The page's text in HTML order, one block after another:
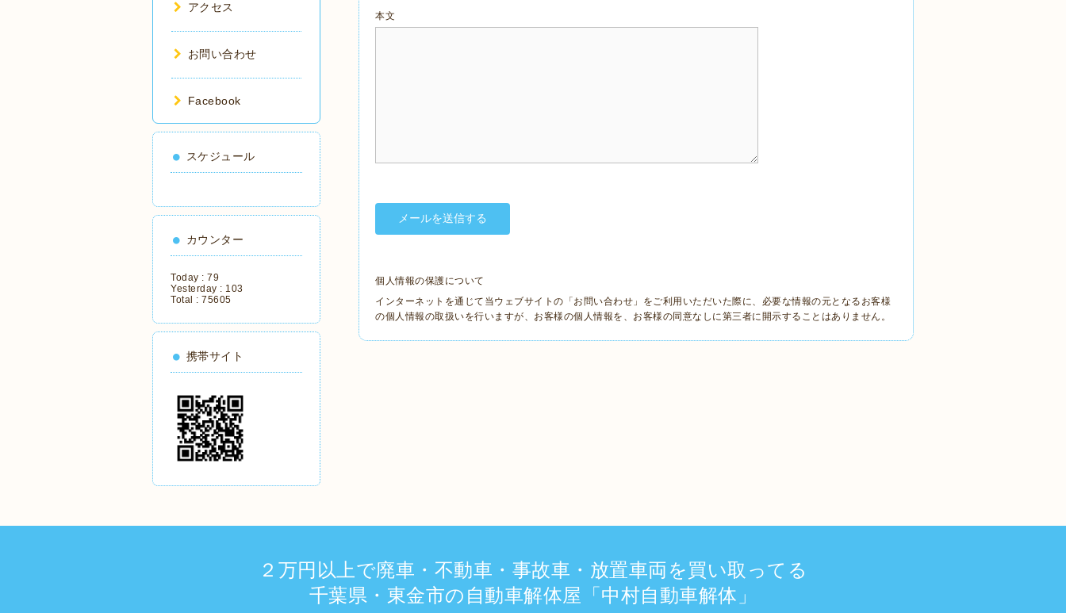
本文
個人情報の保護について
インターネットを通じて当ウェブサイトの「お問い合わせ」をご利用いただいた際に、必要な情報の元となるお客様
の個人情報の取扱いを行いますが、お客様の個人情報を、お客様の同意なしに第三者に開示することはありません。
アクセス
お問い合わせ
Facebook
スケジュール
カウンター
Today : 79
Yesterday : 103
Total : 75605
携帯サイト
２万円以上で廃車・不動車・事故車・放置車両を買い取ってる
千葉県・東金市の自動車解体屋「中村自動車解体」